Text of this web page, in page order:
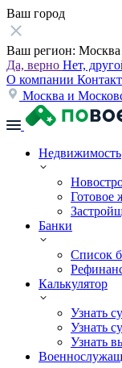
Ваш город
Ваш регион: Москва
Да, верно Нет,
О компании
Москва и
Недвижимость
Готовое
Банки
Список
Калькулятор
Узнать
Узнать
Узнать